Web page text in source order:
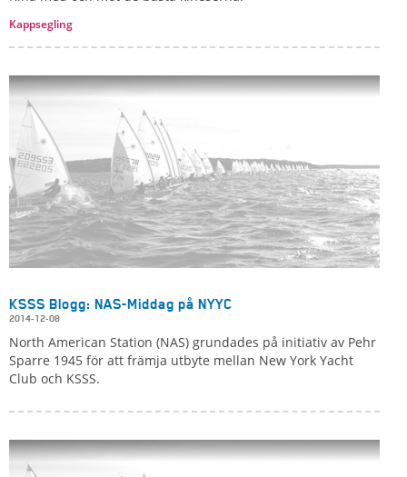
Kappsegling
KSSS Blogg: NAS-Middag på NYYC
2014-12-08
North American Station (NAS) grundades på initiativ av Pehr
Sparre 1945 för att främja utbyte mellan New York Yacht
Club och KSSS.